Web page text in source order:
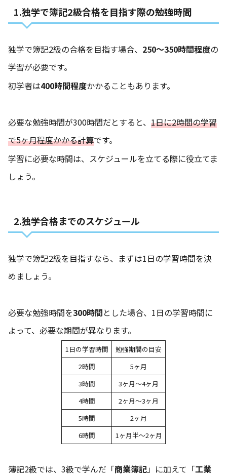
1.独学で簿記2級合格を目指す際の勉強時間
独学で簿記2級の合格を目指す場合、 250〜350時間程度の
学習が必要です。
初学者は400時間程度かかることもあります。
必要な勉強時間が300時間だとすると、 1日に2時間の学習
で5ヶ月程度かかる計算です。
学習に必要な時間は、スケジュールを立てる際に役立てま
しょう。
2.独学合格までのスケジュール
独学で簿記2級を目指すなら、まずは1日の学習時間を決
めましょう。
必要な勉強時間を300時間とした場合、1日の学習時間に
よって、必要な期間が異なります。
1日の学習時間
勉強期間の目安
2時間
5ヶ月
3時間
3ヶ月〜4ヶ月
4時間
2ヶ月〜3ヶ月
5時間
2ヶ月
6時間
1ヶ月半〜2ヶ月
簿記2級では、3級で学んだ「商業簿記」に加えて「工業